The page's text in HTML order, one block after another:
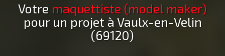
Votre maquettiste (model maker)
pour un projet à Vaulx-en-Velin
(69120)